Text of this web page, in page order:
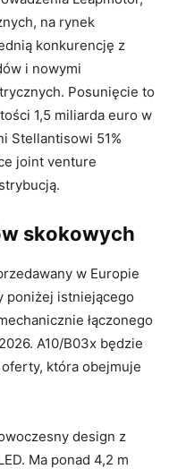
na rynek
konkurencję z
i nowymi
Posunięcie to
1,5 miliarda euro w
Stellantisowi 51%
joint venture
skokowych
w Europie
poniżej istniejącego
łączonego
A10/B03x będzie
która obejmuje
design z
Ma ponad 4,2 m